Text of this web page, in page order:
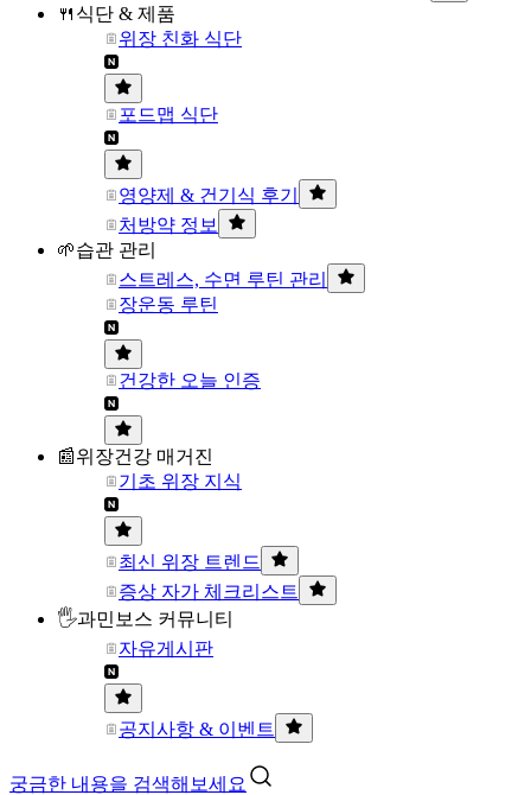
🍴식단 & 제품
위장 친화 식단
포드맵 식단
영양제 & 건기식 후기
처방약 정보
🌱습관 관리
스트레스, 수면 루틴 관리
장운동 루틴
건강한 오늘 인증
📰위장건강 매거진
기초 위장 지식
최신 위장 트렌드
증상 자가 체크리스트
🖐과민보스 커뮤니티
자유게시판
공지사항 & 이벤트
궁금한 내용을 검색해보세요